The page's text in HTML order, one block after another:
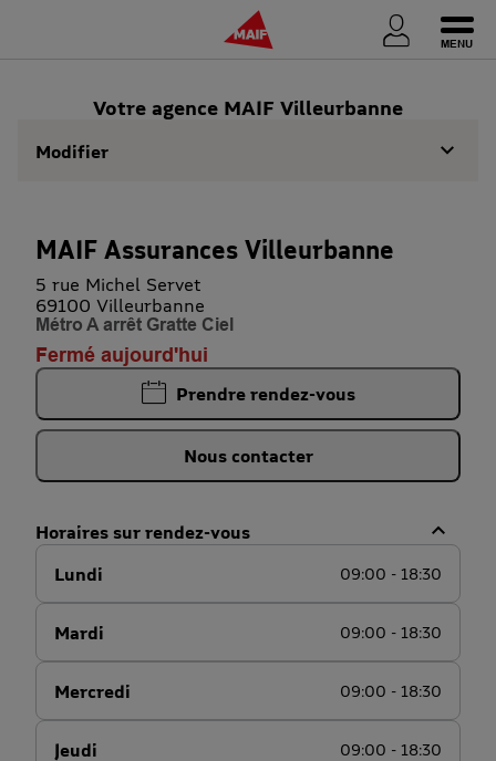
Votre agence MAIF Villeurbanne
Modifier
MAIF Assurances Villeurbanne
5 rue Michel Servet
69100 Villeurbanne
Métro A arrêt Gratte Ciel
Fermé aujourd'hui
Prendre rendez-vous
Nous contacter
Horaires sur rendez-vous
Lundi 09:00 - 18:30
Mardi 09:00 - 18:30
Mercredi 09:00 - 18:30
Jeudi 09:00 - 18:30